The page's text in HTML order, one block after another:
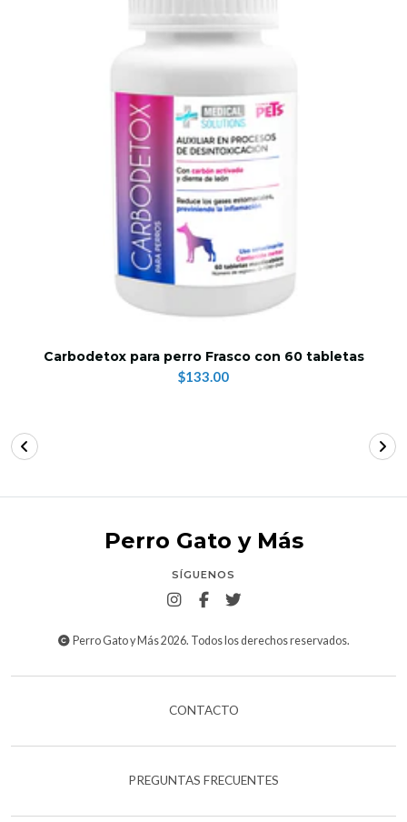
Carbodetox para perro Frasco con 60 tabletas
$133.00
Perro Gato y Más
SÍGUENOS
Perro Gato y Más 2026. Todos los derechos reservados.
CONTACTO
PREGUNTAS FRECUENTES